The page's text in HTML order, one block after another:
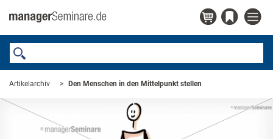
Artikelarchiv Den Menschen in den Mittelpunkt stellen